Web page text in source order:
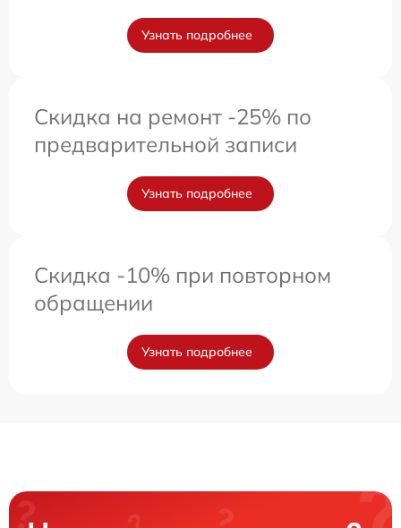
Узнать подробнее
Скидка на ремонт -25% по
предварительной записи
Узнать подробнее
Скидка -10% при повторном
обращении
Узнать подробнее